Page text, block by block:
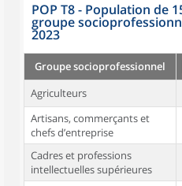
POP T8 - Population de
groupe
2023
Groupe socioprofessionnel
Agriculteurs
Artisans, commerçants et
chefs d’entreprise
Cadres et professions
intellectuelles supérieures